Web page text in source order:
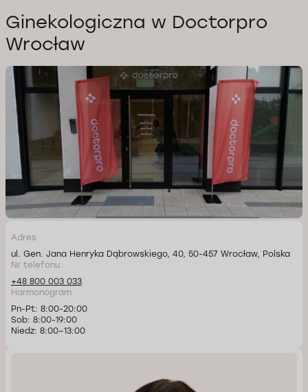
Ginekologiczna w Doctorpro
Wrocław
Adres
ul. Gen. Jana Henryka Dąbrowskiego, 40, 50-457 Wrocław, Polska
Nr telefonu
+48 800 003 033
Harmonogram
Pn-Pt: 8:00-20:00
Sob: 8:00-19:00
Niedz: 8:00–13:00